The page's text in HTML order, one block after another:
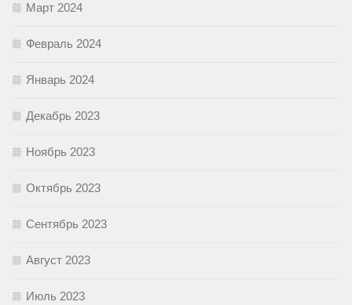
Март 2024
Февраль 2024
Январь 2024
Декабрь 2023
Ноябрь 2023
Октябрь 2023
Сентябрь 2023
Август 2023
Июль 2023